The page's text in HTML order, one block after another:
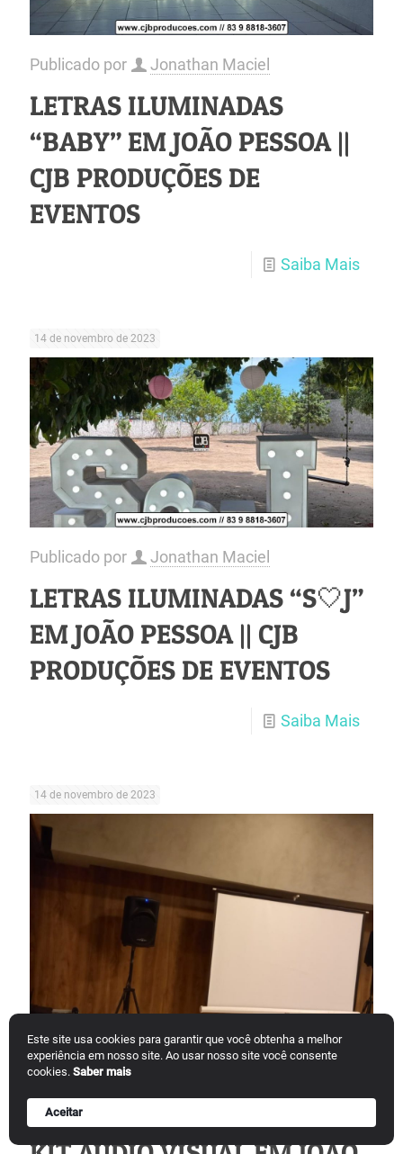
Este site usa cookies para garantir que você obtenha a melhor
experiência em nosso site. Ao usar nosso site você consente
cookies. Saber mais
Aceitar
Publicado por Jonathan Maciel
LETRAS ILUMINADAS
“BABY” EM JOÃO PESSOA ||
CJB PRODUÇÕES DE
EVENTOS
Saiba Mais
14 de novembro de 2023
Publicado por Jonathan Maciel
LETRAS ILUMINADAS “S🤍J”
EM JOÃO PESSOA || CJB
PRODUÇÕES DE EVENTOS
Saiba Mais
14 de novembro de 2023
Publicado por